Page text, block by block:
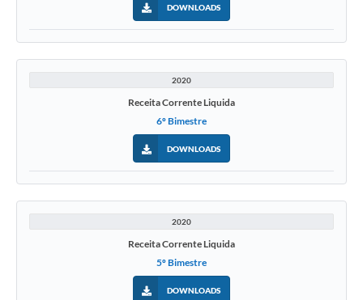
DOWNLOADS
2020
Receita Corrente Liquida
6º Bimestre
DOWNLOADS
2020
Receita Corrente Liquida
5º Bimestre
DOWNLOADS